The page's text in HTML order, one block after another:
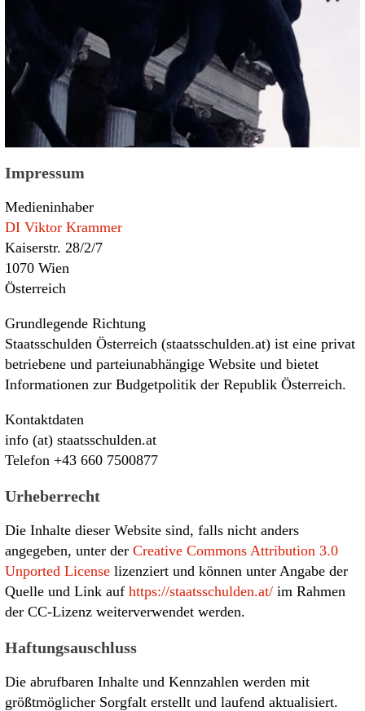
Impressum
Medieninhaber
DI Viktor Krammer
Kaiserstr. 28/2/7
1070 Wien
Österreich
Grundlegende Richtung
Staatsschulden Österreich (staatsschulden.at) ist eine privat
betriebene und parteiunabhängige Website und bietet
Informationen zur Budgetpolitik der Republik Österreich.
Kontaktdaten
info (at) staatsschulden.at
Telefon +43 660 7500877
Urheberrecht
Die Inhalte dieser Website sind, falls nicht anders
angegeben, unter der Creative Commons Attribution 3.0
Unported License lizenziert und können unter Angabe der
Quelle und Link auf https://staatsschulden.at/ im Rahmen
der CC-Lizenz weiterverwendet werden.
Haftungsauschluss
Die abrufbaren Inhalte und Kennzahlen werden mit
größtmöglicher Sorgfalt erstellt und laufend aktualisiert.